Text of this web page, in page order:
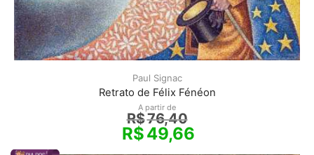
Paul Signac
Retrato de Félix Fénéon
A partir de
R$76,40
R$49,66